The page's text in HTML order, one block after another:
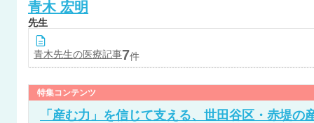
青木 宏明
先生
青木先生の医療記事7件
特集コンテンツ
「産む力」を信じて支える、世田谷区・赤堤の